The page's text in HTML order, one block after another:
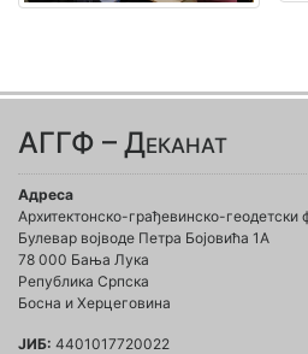
АГГФ – Деканат
Адреса
Архитектонско-грађевинско-геодетски
Булевар војводе Петра Бојовића 1A
78 000 Бања Лука
Република Српска
Босна и Херцеговина
ЈИБ: 4401017720022